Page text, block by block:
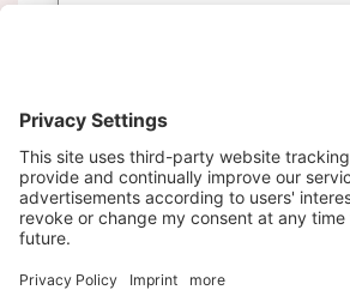
Kontakt
Impressum
Datenschutz
Datenschutzeinstellungen
Melden Sie sich heute kostenlos
Sie als erster über neue Updates